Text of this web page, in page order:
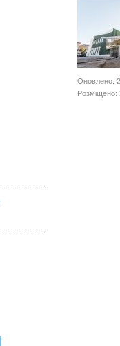
Оновлено:
Розміщено: